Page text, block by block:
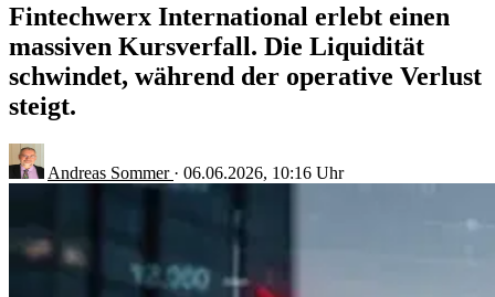
Fintechwerx International erlebt einen
massiven Kursverfall. Die Liquidität
schwindet, während der operative Verlust
steigt.
Andreas Sommer · 06.06.2026, 10:16 Uhr